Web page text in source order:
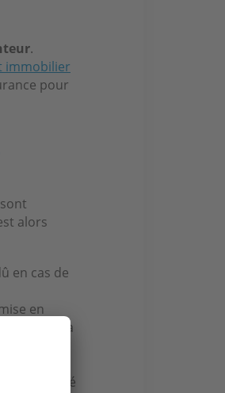
.
immobilier
pour
alors
en cas de
en
actes de la
activité